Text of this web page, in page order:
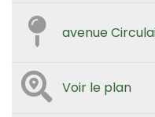
avenue
Voir le plan